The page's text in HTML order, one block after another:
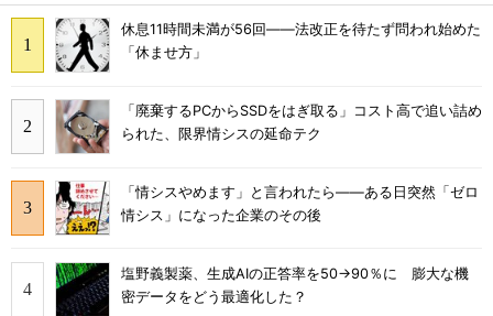
休息11時間未満が56回――法改正を待たず問われ始めた
「休ませ方」
「廃棄するPCからSSDをはぎ取る」コスト高で追い詰め
られた、限界情シスの延命テク
「情シスやめます」と言われたら――ある日突然「ゼロ
情シス」になった企業のその後
塩野義製薬、生成AIの正答率を50→90％に 膨大な機
密データをどう最適化した？